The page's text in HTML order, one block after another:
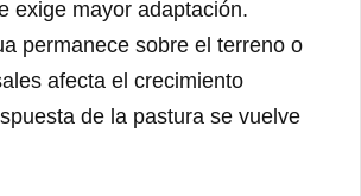
exige mayor adaptación.
permanece sobre el terreno o
afecta el crecimiento
de la pastura se vuelve